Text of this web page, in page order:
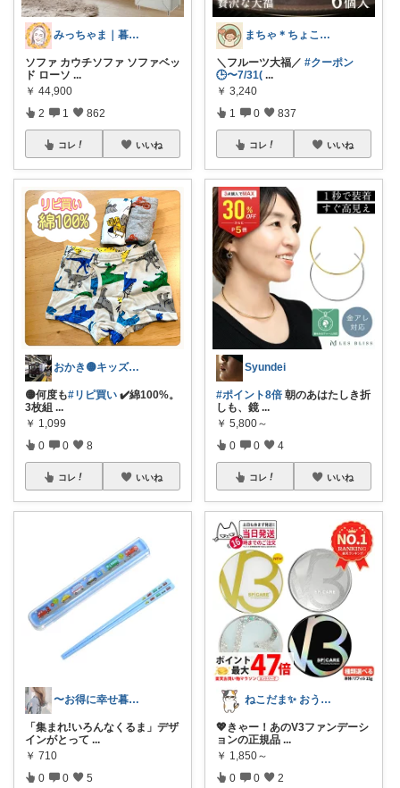
みっちゃま｜暮らし整うお買い物🌿
ソファ カウチソファ ソファベッ
ド ローソ ...
￥ 44,900
2 1 862
コレ いいね
おかき🟡キッズ、子供服、暑さ対策
🟡何度も#リピ買い ✔️綿100%。
3枚組 ...
￥ 1,099
0 0 8
コレ いいね
〜お得に幸せ暮らし〜
「集まれ!いろんなくるま」デザ
インがとって ...
￥ 710
0 0 5
まちゃ＊ちょこっとご褒美スイーツ×暮らし
＼フルーツ大福／ #クーポン
🕒〜7/31( ...
￥ 3,240
1 0 837
コレ いいね
Syundei
#ポイント8倍 朝のあはたしき折
しも、鏡 ...
￥ 5,800～
0 0 4
コレ いいね
ねこだま✨ おうち時間充実ROOM🐾
💖きゃー！あのV3ファンデーシ
ョンの正規品 ...
￥ 1,850～
0 0 2